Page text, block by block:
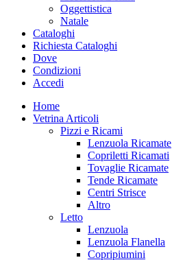
Oggettistica
Natale
Cataloghi
Richiesta Cataloghi
Dove
Condizioni
Accedi
Home
Vetrina Articoli
Pizzi e Ricami
Lenzuola Ricamate
Copriletti Ricamati
Tovaglie Ricamate
Tende Ricamate
Centri Strisce
Altro
Letto
Lenzuola
Lenzuola Flanella
Copripiumini